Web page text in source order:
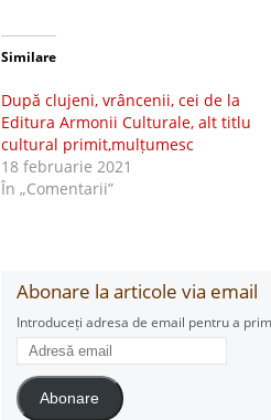
Similare
După clujeni, vrâncenii, cei de la
Editura Armonii Culturale, alt titlu
cultural primit,mulțumesc
18 februarie 2021
În „Comentarii”
Abonare la articole via email
Introduceți adresa de email pentru a
Adresă
email
Abonare